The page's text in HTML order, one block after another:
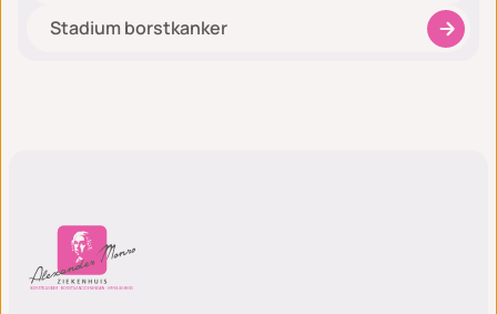
Stadium borstkanker